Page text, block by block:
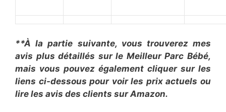
**À la partie suivante, vous trouverez mes
avis plus détaillés sur le Meilleur Parc Bébé,
mais vous pouvez également cliquer sur les
liens ci-dessous pour voir les prix actuels ou
lire les avis des clients sur Amazon.